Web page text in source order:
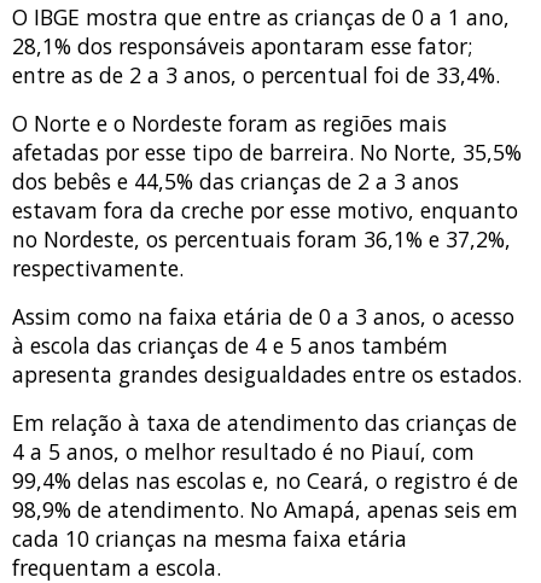
O IBGE mostra que entre as crianças de 0 a 1 ano,
28,1% dos responsáveis apontaram esse fator;
entre as de 2 a 3 anos, o percentual foi de 33,4%.
O Norte e o Nordeste foram as regiões mais
afetadas por esse tipo de barreira. No Norte, 35,5%
dos bebês e 44,5% das crianças de 2 a 3 anos
estavam fora da creche por esse motivo, enquanto
no Nordeste, os percentuais foram 36,1% e 37,2%,
respectivamente.
Assim como na faixa etária de 0 a 3 anos, o acesso
à escola das crianças de 4 e 5 anos também
apresenta grandes desigualdades entre os estados.
Em relação à taxa de atendimento das crianças de
4 a 5 anos, o melhor resultado é no Piauí, com
99,4% delas nas escolas e, no Ceará, o registro é de
98,9% de atendimento. No Amapá, apenas seis em
cada 10 crianças na mesma faixa etária
frequentam a escola.